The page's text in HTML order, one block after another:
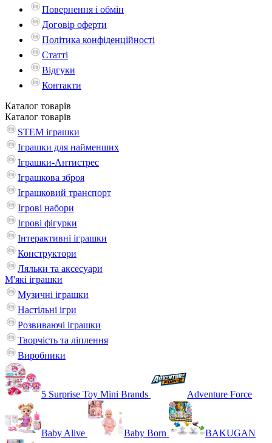
Повернення і обмін
Договір оферти
Політика конфіденційності
Статті
Відгуки
Контакти
Каталог товарів
Каталог товарів
STEM іграшки
Іграшки для найменших
Іграшки-Антистрес
Іграшкова зброя
Іграшковий транспорт
Ігрові набори
Ігрові фігурки
Інтерактивні іграшки
Конструктори
Ляльки та аксесуари
М'які іграшки
Музичні іграшки
Настільні iгри
Розвиваючі іграшки
Творчість та ліплення
Виробники
5 Surprise Toy Mini Brands Adventure Force
Baby Alive Baby Born BAKUGAN